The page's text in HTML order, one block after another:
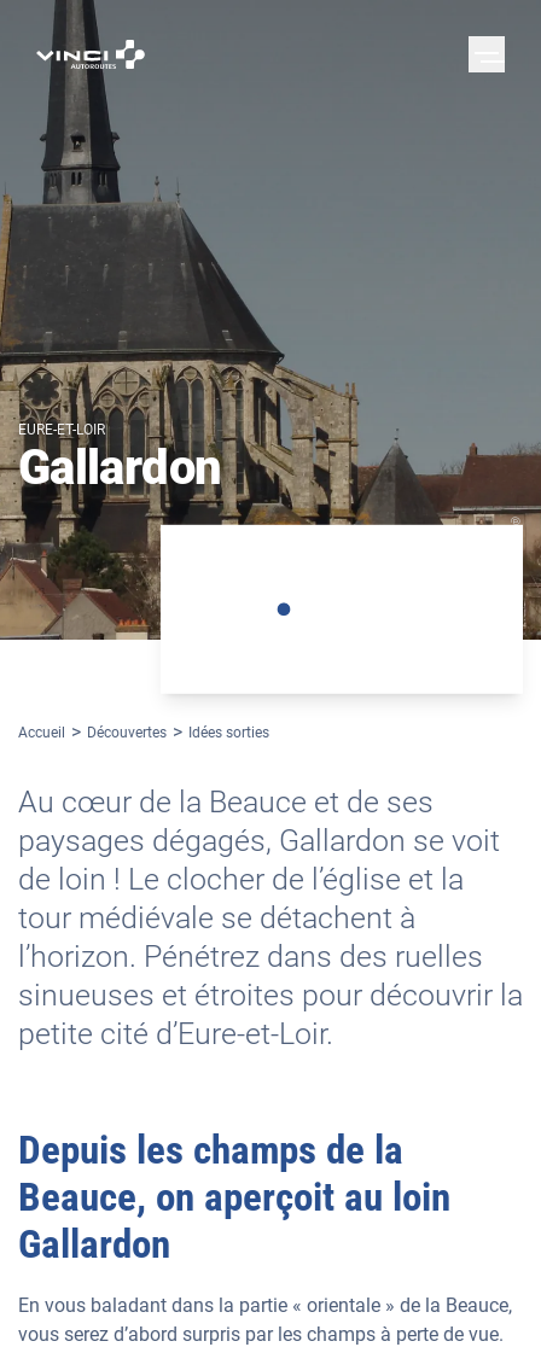
EURE-ET-LOIR
Gallardon
Accueil Découvertes Idées sorties
Au cœur de la Beauce et de ses
paysages dégagés, Gallardon se voit
de loin ! Le clocher de l’église et la
tour médiévale se détachent à
l’horizon. Pénétrez dans des ruelles
sinueuses et étroites pour découvrir la
petite cité d’Eure-et-Loir.
Depuis les champs de la
Beauce, on aperçoit au loin
Gallardon
En vous baladant dans la partie « orientale » de la Beauce,
vous serez d’abord surpris par les champs à perte de vue.